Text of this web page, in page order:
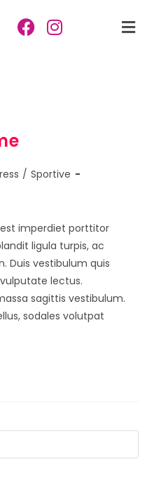
/ Sportive
imperdiet porttitor
ligula turpis, ac
Duis vestibulum quis
lectus.
sagittis vestibulum.
sodales volutpat